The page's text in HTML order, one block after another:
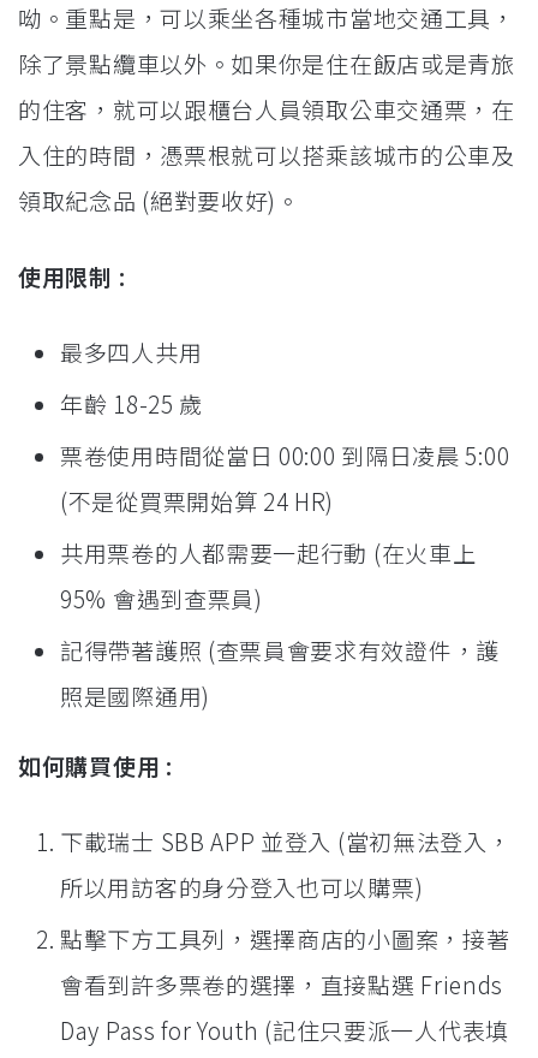
呦。重點是，可以乘坐各種城市當地交通工具，
除了景點纜車以外。如果你是住在飯店或是青旅
的住客，就可以跟櫃台人員領取公車交通票，在
入住的時間，憑票根就可以搭乘該城市的公車及
領取紀念品 (絕對要收好)。
使用限制 :
最多四人共用
年齡 18-25 歲
票卷使用時間從當日 00:00 到隔日凌晨 5:00
(不是從買票開始算 24 HR)
共用票卷的人都需要一起行動 (在火車上
95% 會遇到查票員)
記得帶著護照 (查票員會要求有效證件，護
照是國際通用)
如何購買使用 :
下載瑞士 SBB APP 並登入 (當初無法登入，
所以用訪客的身分登入也可以購票)
點擊下方工具列，選擇商店的小圖案，接著
會看到許多票卷的選擇，直接點選 Friends
Day Pass for Youth (記住只要派一人代表填